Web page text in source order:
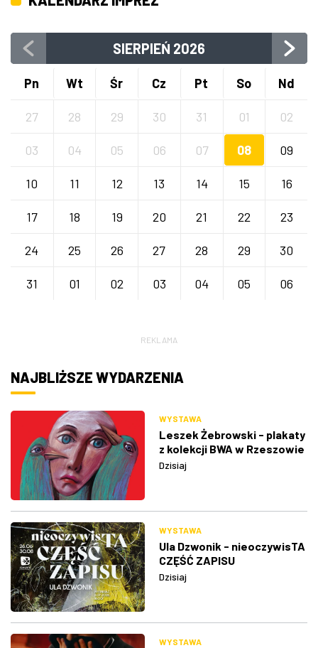
SIERPIEŃ 2026
Pn Wt Śr Cz Pt So Nd
27 28 29 30 31 01 02
03 04 05 06 07 08 09
10 11 12 13 14 15 16
17 18 19 20 21 22 23
24 25 26 27 28 29 30
31 01 02 03 04 05 06
REKLAMA
NAJBLIŻSZE WYDARZENIA
WYSTAWA
Leszek Żebrowski - plakaty
z kolekcji BWA w Rzeszowie
Dzisiaj
WYSTAWA
Ula Dzwonik - nieoczywisTA
CZĘŚĆ ZAPISU
Dzisiaj
WYSTAWA